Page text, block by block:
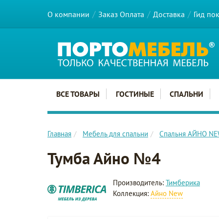
О компании Заказ Оплата Доставка Гид
Главное меню сайта
ВСЕ ТОВАРЫ ГОСТИНЫЕ СПАЛЬНИ
Главная Мебель для спальни Спальня АЙНО
Тумба Айно №4
Производитель: Тимберика
Коллекция: Айно New